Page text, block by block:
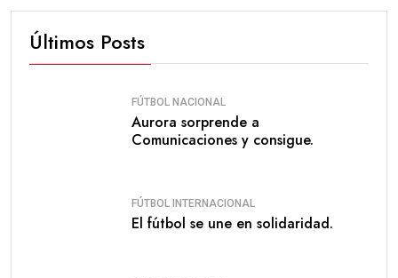
Últimos Posts
FÚTBOL NACIONAL
Aurora sorprende a
Comunicaciones y consigue.
FÚTBOL INTERNACIONAL
El fútbol se une en solidaridad.